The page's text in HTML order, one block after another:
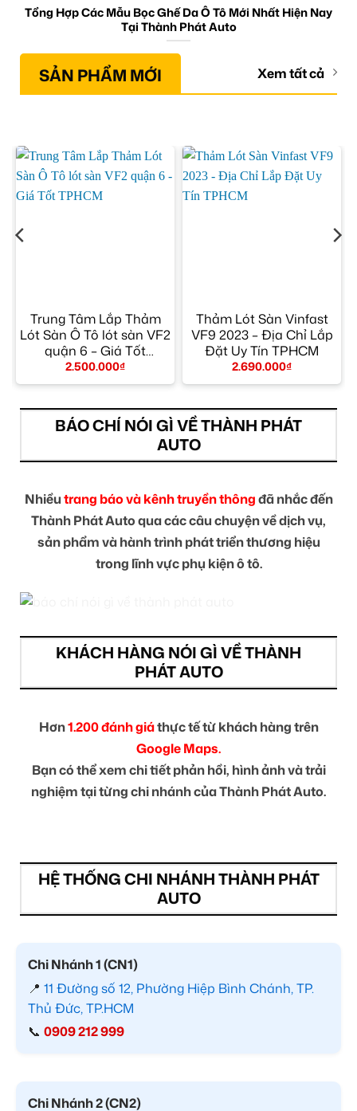
Tổng Hợp Các Mẫu Bọc Ghế Da Ô Tô Mới Nhất Hiện Nay
Tại Thành Phát Auto
SẢN PHẨM MỚI Xem tất cả
Trung Tâm Lắp Thảm
Lót Sàn Ô Tô lót sàn VF2
quận 6 – Giá Tốt
TPHCM
2.500.000₫
Thảm Lót Sàn Vinfast
VF9 2023 – Địa Chỉ Lắp
Đặt Uy Tín TPHCM
2.690.000₫
BÁO CHÍ NÓI GÌ VỀ THÀNH PHÁT
AUTO
Nhiềutrang báo và kênh truyền thôngđã nhắc đến
Thành Phát Auto qua các câu chuyện về dịch vụ,
sản phẩm và hành trình phát triển thương hiệu
trong lĩnh vực phụ kiện ô tô.
KHÁCH HÀNG NÓI GÌ VỀ THÀNH
PHÁT AUTO
Hơn1.200 đánh giáthực tế từ khách hàng trên
Google Maps.
Bạn có thể xem chi tiết phản hồi, hình ảnh và trải
nghiệm tại từng chi nhánh của Thành Phát Auto.
HỆ THỐNG CHI NHÁNH THÀNH PHÁT
AUTO
Chi Nhánh 1 (CN1)
📍 11 Đường số 12, Phường Hiệp Bình Chánh, TP.
Thủ Đức, TP.HCM
📞 0909 212 999
Chi Nhánh 2 (CN2)